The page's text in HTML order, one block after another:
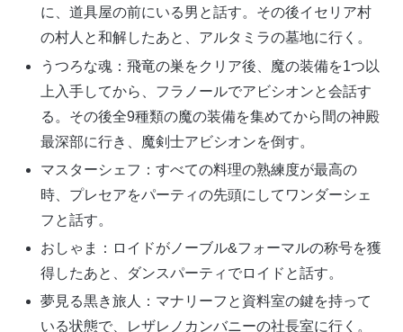
に、道具屋の前にいる男と話す。その後イセリア村
の村人と和解したあと、アルタミラの墓地に行く。
うつろな魂：飛竜の巣をクリア後、魔の装備を1つ以
上入手してから、フラノールでアビシオンと会話す
る。その後全9種類の魔の装備を集めてから間の神殿
最深部に行き、魔剣士アビシオンを倒す。
マスターシェフ：すべての料理の熟練度が最高の
時、プレセアをパーティの先頭にしてワンダーシェ
フと話す。
おしゃま：ロイドがノーブル&フォーマルの称号を獲
得したあと、ダンスパーティでロイドと話す。
夢見る黒き旅人：マナリーフと資料室の鍵を持って
いる状態で、レザレノカンバニーの社長室に行く。